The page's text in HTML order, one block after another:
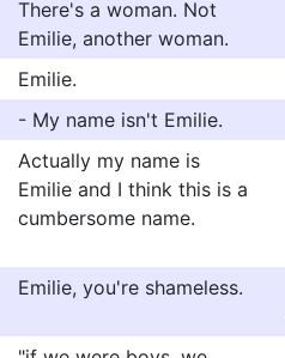
There's a woman. Not
Emilie, another woman.
Emilie.
- My name isn't Emilie.
Actually my name is
Emilie and I think this is a
cumbersome name.
Emilie, you're shameless.